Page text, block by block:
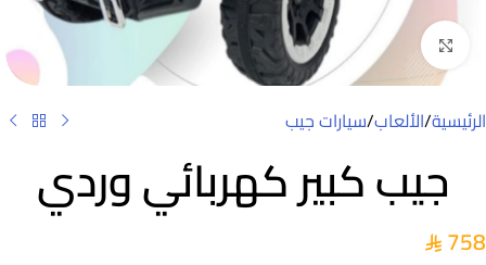
Click to enlarge
الرئيسية/الألعاب/سيارات جيب
جيب كبير كهربائي وردي
758